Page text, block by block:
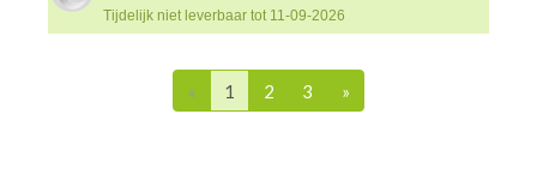
Tijdelijk niet leverbaar tot 11-09-2026
« 1 2 3 »